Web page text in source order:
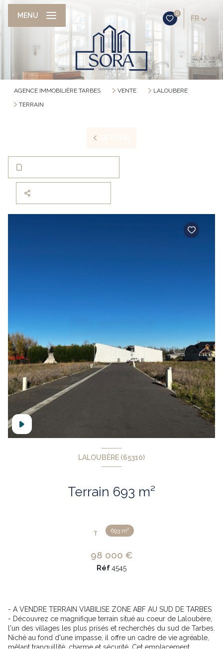
0
FR
MENU
AGENCE IMMOBILIÈRE TARBES VENTE
LALOUBERE
TERRAIN
LALOUBÈRE (65310)
Terrain 693 m²
693 m²
98 000 €
Réf4545
- A VENDRE TERRAIN VIABILISE ZONE ABF AU SUD DE TARBES
- Découvrez ce magnifique terrain situé au coeur de Laloubère,
l'un des villages les plus prisés et recherchés du sud de Tarbes.
Niché au fond d'une impasse, il offre un cadre de vie agréable,
mêlant tranquillité, charme et sécurité. Cet emplacement